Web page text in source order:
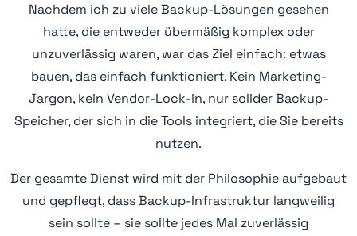
Nachdem ich zu viele Backup-Lösungen gesehen
hatte, die entweder übermäßig komplex oder
unzuverlässig waren, war das Ziel einfach: etwas
bauen, das einfach funktioniert. Kein Marketing-
Jargon, kein Vendor-Lock-in, nur solider Backup-
Speicher, der sich in die Tools integriert, die Sie bereits
nutzen.
Der gesamte Dienst wird mit der Philosophie aufgebaut
und gepflegt, dass Backup-Infrastruktur langweilig
sein sollte – sie sollte jedes Mal zuverlässig